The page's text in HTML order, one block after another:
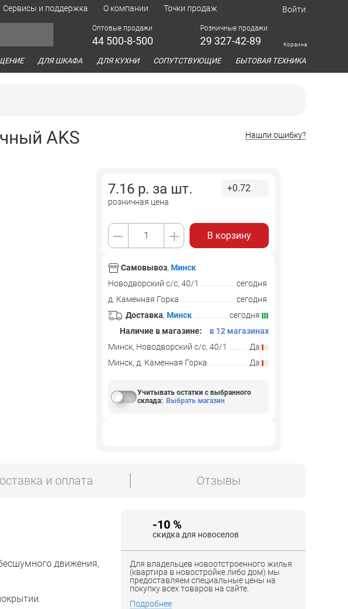
Сервисы и поддержка О компании Точки продаж Войти
Оптовые продажи
44 500-8-500
Розничные продажи
29 327-42-89 Корзина
ДЛЯ ШКАФА ДЛЯ КУХНИ СОПУТСТВУЮЩИЕ БЫТОВАЯ ТЕХНИКА
AKS Нашли ошибку?
7.16 р. за шт.
розничная цена
+0.72
В корзину
Самовывоз, Минск
Новодворский с/с, 40/1
сегодня
д. Каменная Горка
сегодня
Доставка, Минск
сегодня
Наличие в магазине:
в 12 магазинах
Минск, Новодворский с/с, 40/1
Да
Минск, д. Каменная Горка
Да
Учитывать остатки с выбранного
склада: Выбрать магазин
и оплата Отзывы
движения,
-10 %
скидка для новоселов
Для владельцев новоотстроенного жилья
(квартира в новостройке либо дом) мы
предоставляем специальные цены на
покупку всех товаров на сайте.
Подробнее